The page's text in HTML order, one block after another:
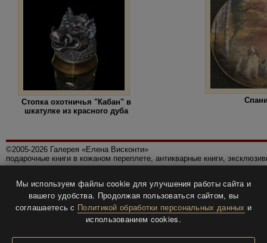
Стопка охотничья "Кабан" в
шкатулке из красного дуба
©2005-2026 Галерея «Елена Висконти»
подарочные книги в кожаном переплете, антикварные книги,
Политика конфиденциальности
Все права защищены.
Разработка и дизайнBTV-info.
Мы используем файлы cookie для улучшения работы сайта и
вашего удобства. Продолжая пользоваться сайтом, вы
соглашаетесь с Политикой обработки персональных данных и
использованием cookies.